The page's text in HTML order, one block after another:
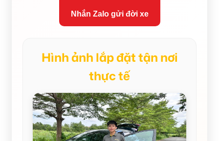
Nhắn Zalo gửi đời xe
Hình ảnh lắp đặt tận nơi
thực tế